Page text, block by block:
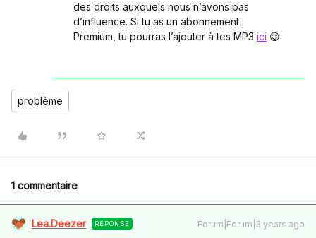
des droits auxquels nous n’avons pas
d’influence. Si tu as un abonnement
Premium, tu pourras l’ajouter à tes MP3 ici 😊
problème
1 commentaire
Lea.Deezer RÉPONSE Forum|Forum|3 years ago